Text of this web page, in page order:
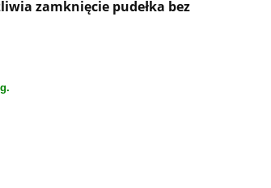
zamknięcie pudełka bez